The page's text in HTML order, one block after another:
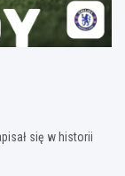
się w historii